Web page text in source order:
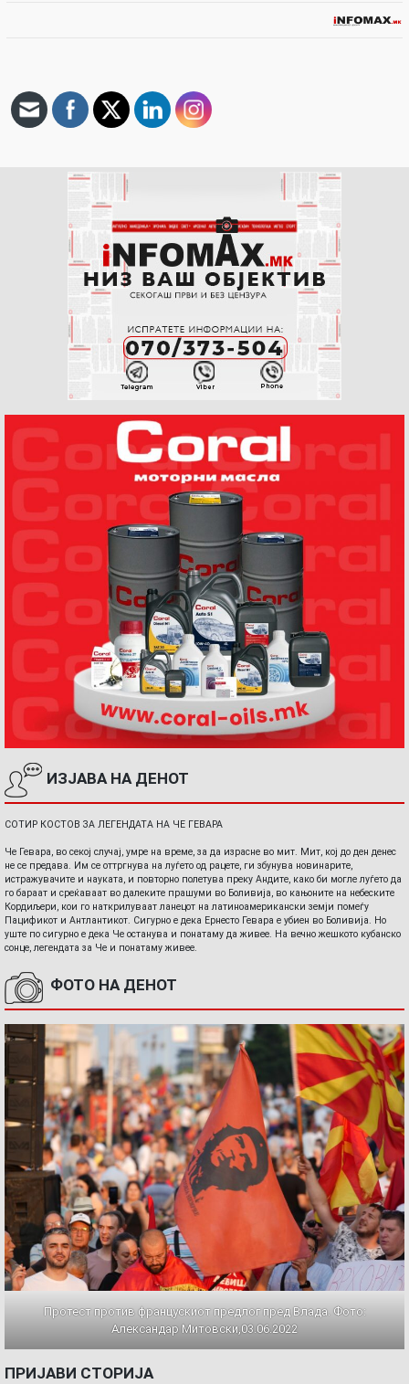
ИЗЈАВА НА ДЕНОТ
СОТИР КОСТОВ ЗА ЛЕГЕНДАТА НА ЧЕ ГЕВАРА
Че Гевара, во секој случај, умре на време, за да израсне во мит. Мит, кој до ден денес
не се предава. Им се оттргнува на луѓето од рацете, ги збунува новинарите,
истражувачите и науката, и повторно полетува преку Андите, како би могле луѓето да
го бараат и среќаваат во далеките прашуми во Боливија, во кањоните на небеските
Кордиљери, кои го наткрилуваат ланецот на латиноамерикански земји помеѓу
Пацификот и Антлантикот. Сигурно е дека Ернесто Гевара е убиен во Боливија. Но
уште по сигурно е дека Че останува и понатаму да живее. На вечно жешкото кубанско
сонце, легендата за Че и понатаму живее.
ФОТО НА ДЕНОТ
Протест против францускиот предлог пред Влада. Фото:
Александар Митовски,03.06.2022
ПРИЈАВИ СТОРИЈА